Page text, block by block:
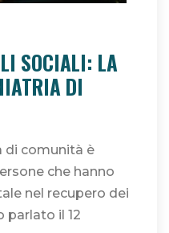
SOCIALI: LA
DI
di comunità è
che hanno
nel recupero dei
parlato il 12